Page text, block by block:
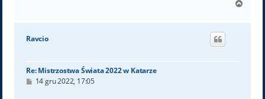
g
Ravcio
Re: Mistrzostwa Świata 2022 w Katarze
P14 gru 2022, 17:05